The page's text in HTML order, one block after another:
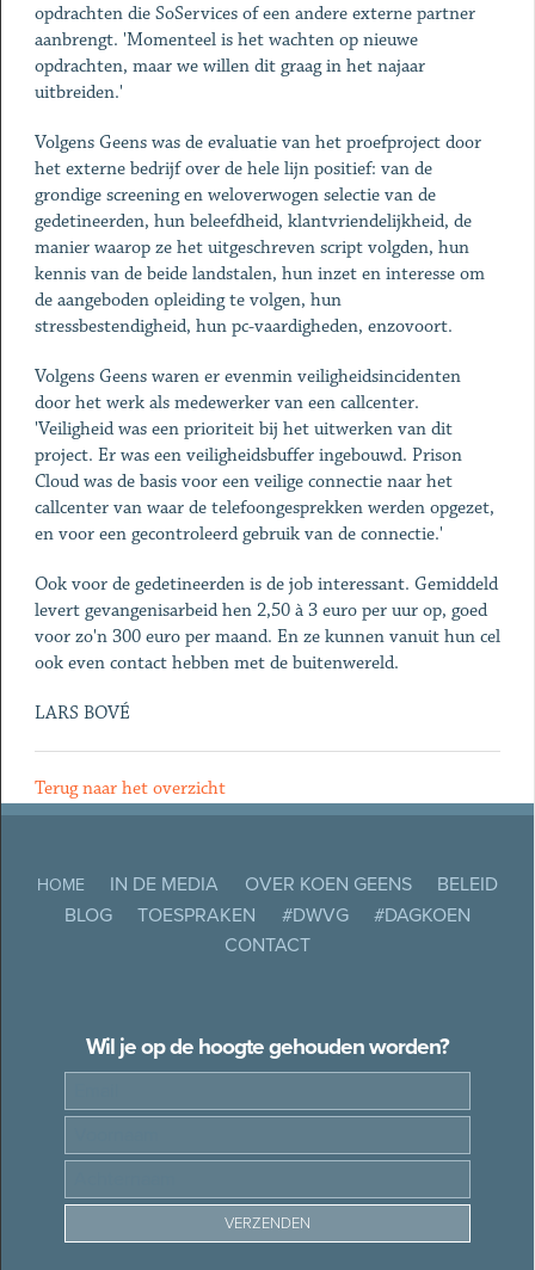
opdrachten die SoServices of een andere externe partner
aanbrengt. 'Momenteel is het wachten op nieuwe
opdrachten, maar we willen dit graag in het najaar
uitbreiden.'
Volgens Geens was de evaluatie van het proefproject door
het externe bedrijf over de hele lijn positief: van de
grondige screening en weloverwogen selectie van de
gedetineerden, hun beleefdheid, klantvriendelijkheid, de
manier waarop ze het uitgeschreven script volgden, hun
kennis van de beide landstalen, hun inzet en interesse om
de aangeboden opleiding te volgen, hun
stressbestendigheid, hun pc-vaardigheden, enzovoort.
Volgens Geens waren er evenmin veiligheidsincidenten
door het werk als medewerker van een callcenter.
'Veiligheid was een prioriteit bij het uitwerken van dit
project. Er was een veiligheidsbuffer ingebouwd. Prison
Cloud was de basis voor een veilige connectie naar het
callcenter van waar de telefoongesprekken werden opgezet,
en voor een gecontroleerd gebruik van de connectie.'
Ook voor de gedetineerden is de job interessant. Gemiddeld
levert gevangenisarbeid hen 2,50 à 3 euro per uur op, goed
voor zo'n 300 euro per maand. En ze kunnen vanuit hun cel
ook even contact hebben met de buitenwereld.
LARS BOVÉ
Terug naar het overzicht
HOME IN DE MEDIA OVER KOEN GEENS
BELEID
BLOG
TOESPRAKEN #DWVG
#DAGKOEN
CONTACT
Wil je op de hoogte gehouden worden?